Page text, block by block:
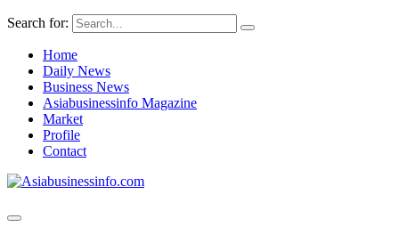
Search for:
Home
Daily News
Business News
Asiabusinessinfo Magazine
Market
Profile
Contact